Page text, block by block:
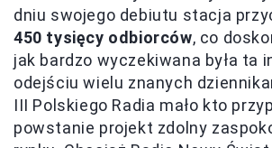
dniu swojego debiutu stacja
450 tysięcy odbiorców, co
jak bardzo wyczekiwana była ta
odejściu wielu znanych
III Polskiego Radia mało kto
powstanie projekt zdolny